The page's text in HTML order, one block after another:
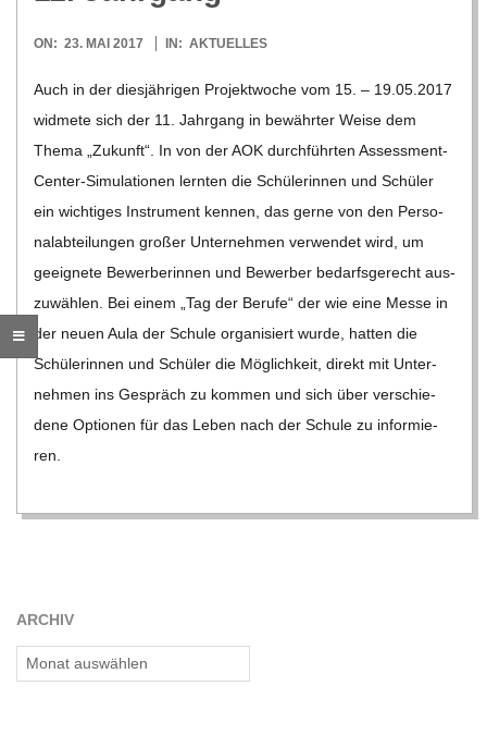
O
R
E
-
G
O
L
D
H
M
2017-
ON: 23. MAI 2017 IN: AKTUELLES
Auch in der dies­jäh­ri­gen Pro­jekt­wo­che vom 15. – 19.05.2017
wid­mete sich der 11. Jahr­gang in bewähr­ter Weise dem
Thema „Zukunft“. In von der AOK durch­führ­ten Asses­s­­ment-
Cen­­­ter-Simu­la­­tio­­nen lern­ten die Schü­le­rin­nen und Schü­ler
ein wich­ti­ges Instru­ment ken­nen, das gerne von den Per­so­
nal­ab­tei­lun­gen gro­ßer Unter­neh­men ver­wen­det wird, um
geeig­nete Bewer­be­rin­nen und Bewer­ber bedarfs­ge­recht aus­
zu­wäh­len. Bei einem „Tag der Berufe“ der wie eine Messe in
der neuen Aula der Schule orga­ni­siert wurde, hat­ten die
Schü­le­rin­nen und Schü­ler die Mög­lich­keit, direkt mit Unter­
neh­men ins Gespräch zu kom­men und sich über ver­schie­
dene Optio­nen für das Leben nach der Schule zu infor­mie­
ren.
ARCHIV
Archiv